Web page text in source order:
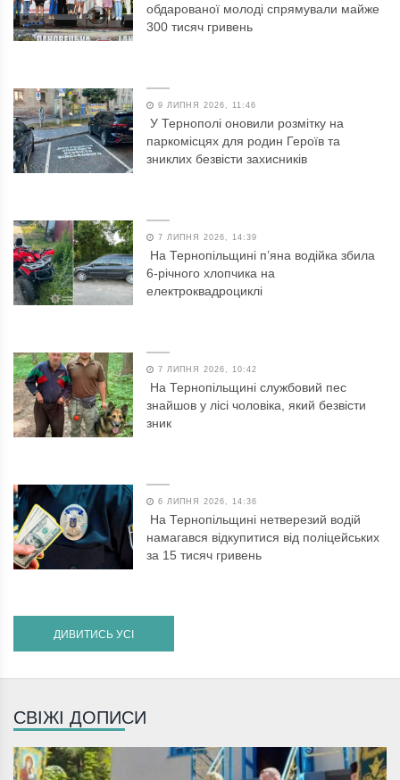
обдарованої молоді спрямували майже
300 тисяч гривень
9 ЛИПНЯ 2026, 11:46
У Тернополі оновили розмітку на
паркомісцях для родин Героїв та
зниклих безвісти захисників
7 ЛИПНЯ 2026, 14:39
На Тернопільщині п’яна водійка збила
6-річного хлопчика на
електроквадроциклі
7 ЛИПНЯ 2026, 10:42
На Тернопільщині службовий пес
знайшов у лісі чоловіка, який безвісти
зник
6 ЛИПНЯ 2026, 14:36
На Тернопільщині нетверезий водій
намагався відкупитися від поліцейських
за 15 тисяч гривень
ДИВИТИСЬ УСІ
СВІЖІ ДОПИСИ